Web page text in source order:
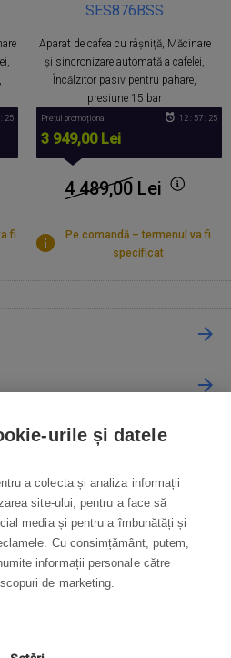
25
fi
SES876BSS
Aparat de cafea cu râșniță, Măcinare
și sincronizare automată a cafelei,
Încălzitor pasiv pentru pahare,
presiune 15 bar
Prețul promoțional
3 949,00 Lei
12 : 57 : 25
4 489,00Lei
Pe comandă – termenul va fi
specificat
urile și datele
a colecta și analiza informații
site-ului, pentru a face să
media și pentru a îmbunătăți și
Cu consimțământ, putem,
informații personale către
de marketing.